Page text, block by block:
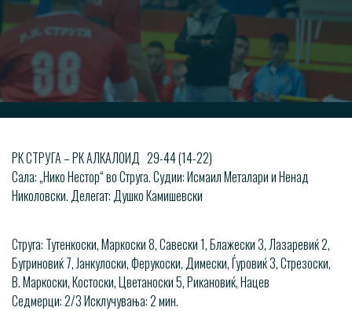
РК СТРУГА – РК АЛКАЛОИД 29-44 (14-22)
Сала: „Нико Нестор“ во Струга. Судии: Исмаил Металари и Ненад
Николовски. Делегат: Душко Камишевски
Струга: Тутенкоски, Маркоски 8, Савески 1, Блажески 3, Лазаревиќ 2,
Бугриновиќ 7, Јанкулоски, Ферукоски, Димески, Ѓуровиќ 3, Стрезоски,
В. Маркоски, Костоски, Цветаноски 5, Рикановиќ, Нацев
Седмерци: 2/3 Исклучувања: 2 мин.